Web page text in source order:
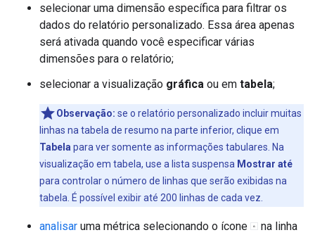
selecionar uma dimensão específica para filtrar os
dados do relatório personalizado. Essa área apenas
será ativada quando você especificar várias
dimensões para o relatório;
selecionar a visualização gráfica ou em tabela;
Observação: se o relatório personalizado incluir muitas
linhas na tabela de resumo na parte inferior, clique em
Tabela para ver somente as informações tabulares. Na
visualização em tabela, use a lista suspensa Mostrar até
para controlar o número de linhas que serão exibidas na
tabela. É possível exibir até 200 linhas de cada vez.
analisar uma métrica selecionando o ícone
na linha